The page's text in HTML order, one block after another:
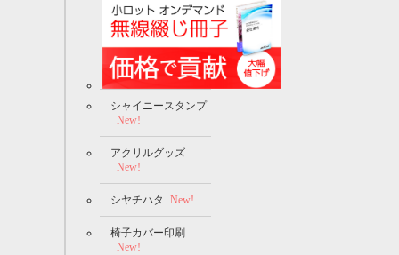
シャイニースタンプ
New!
アクリルグッズ
New!
シヤチハタ New!
椅子カバー印刷
New!